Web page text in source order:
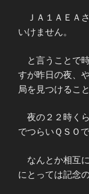
ＪＡ１ＡＥＡ
いけません。
と言うことで
すが昨日の夜、
局を見つけるこ
夜の２２時く
でつらいＱＳＯで
なんとか相互
にとっては記念